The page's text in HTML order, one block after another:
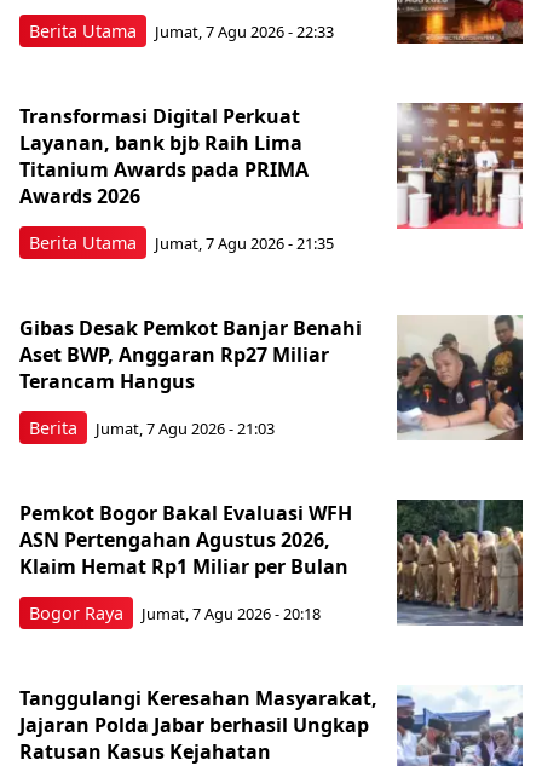
Berita Utama Jumat, 7 Agu 2026 - 22:33
Berita Utama
Transformasi Digital Perkuat
Layanan, bank bjb Raih Lima
Titanium Awards pada PRIMA
Awards 2026
Jumat, 7 Agu 2026 - 21:35
Berita
Gibas Desak Pemkot Banjar Benahi
Aset BWP, Anggaran Rp27 Miliar
Terancam Hangus
Jumat, 7 Agu 2026 - 21:03
Bogor Raya
Pemkot Bogor Bakal Evaluasi WFH
ASN Pertengahan Agustus 2026,
Klaim Hemat Rp1 Miliar per Bulan
Jumat, 7 Agu 2026 - 20:18
Tanggulangi Keresahan Masyarakat,
Jajaran Polda Jabar berhasil Ungkap
Ratusan Kasus Kejahatan